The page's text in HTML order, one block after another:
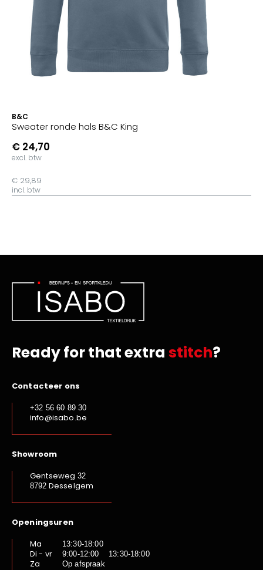
B&C
Sweater ronde hals B&C King
€ 24,70
excl. btw
€ 29,89
incl. btw
Ready for that extra stitch?
Contacteer ons
+32 56 60 89 30
info@isabo.be
Showroom
Gentseweg 32
8792 Desselgem
Openingsuren
Ma
13:30-18:00
Di - vr 9:00-12:00 13:30-18:00
Za Op afspraak